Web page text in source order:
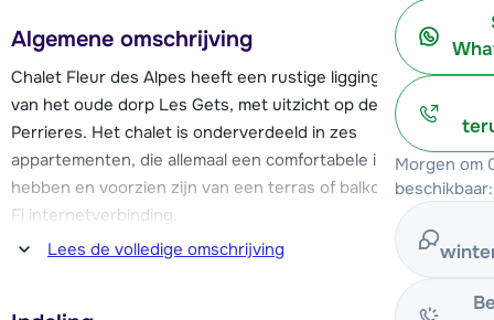
Morgen om
beschikbaar:
Algemene omschrijving
Chalet Fleur des Alpes heeft een rustige ligging aan de rand
van het oude dorp Les Gets, met uitzicht op de piste Les
Perrieres. Het chalet is onderverdeeld in zes
appartementen, die allemaal een comfortabele inrichting
hebben en voorzien zijn van een terras of balkon en een Wi-
Fi internetverbinding.
De afstand tot de Chavannes skiliften en piste is ca. 900
meter. Ook het centrum van Les Gets vind je op ongeveer
Lees de volledige omschrijving